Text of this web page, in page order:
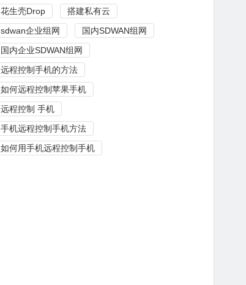
花生壳Drop
搭建私有云
sdwan企业组网
国内SDWAN组网
国内企业SDWAN组网
远程控制手机的方法
如何远程控制苹果手机
远程控制 手机
手机远程控制手机方法
如何用手机远程控制手机